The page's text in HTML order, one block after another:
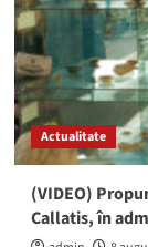
Actualitate
(VIDEO)
Callatis, în